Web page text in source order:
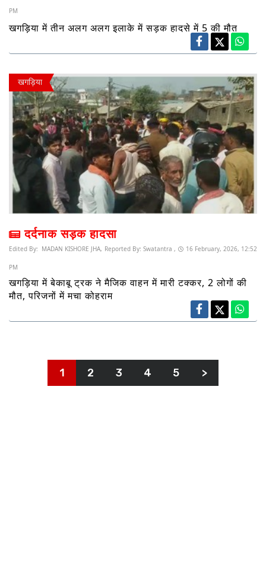
PM
खगड़िया में तीन अलग अलग इलाके में सड़क हादसे में 5 की मौत
खगड़िया
दर्दनाक सड़क हादसा
Edited By: MADAN KISHORE JHA, Reported By: Swatantra , 16 February, 2026, 12:52
PM
खगड़िया में बेकाबू ट्रक ने मैजिक वाहन में मारी टक्कर, 2 लोगों की
मौत, परिजनों में मचा कोहराम
1 2 3 4 5 >